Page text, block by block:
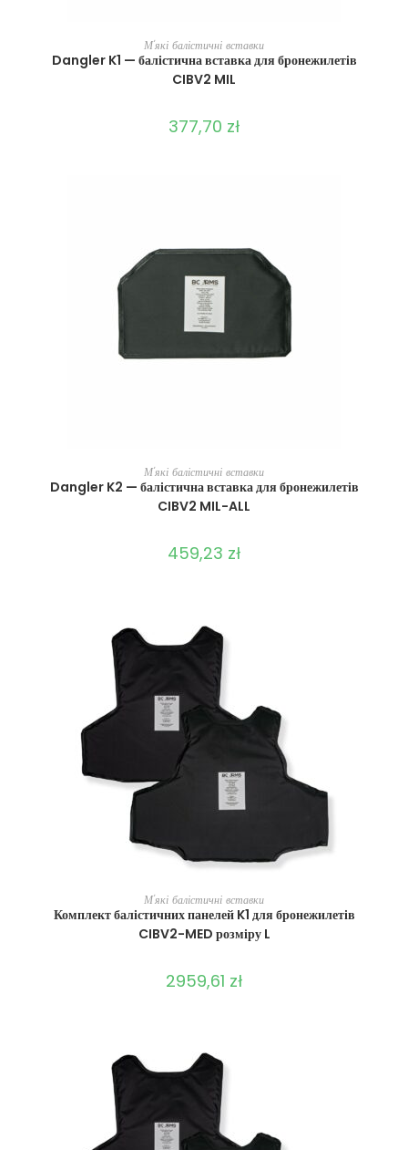
ВИБЕРІТЬ ОПЦІЇ
М'які балістичні вставки
Dangler K1 — балістична вставка для бронежилетів
CIBV2 MIL
377,70 zł
ВИБЕРІТЬ ОПЦІЇ
М'які балістичні вставки
Dangler K2 — балістична вставка для бронежилетів
CIBV2 MIL-ALL
459,23 zł
ВИБЕРІТЬ ОПЦІЇ
М'які балістичні вставки
Комплект балістичних панелей K1 для бронежилетів
CIBV2-MED розміру L
2959,61 zł